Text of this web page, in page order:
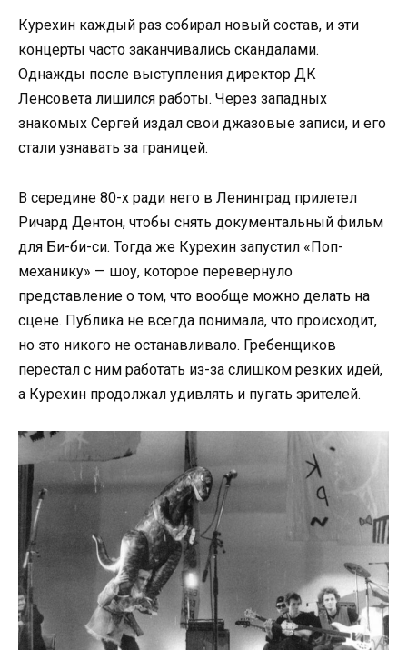
Курехин каждый раз собирал новый состав, и эти
концерты часто заканчивались скандалами.
Однажды после выступления директор ДК
Ленсовета лишился работы. Через западных
знакомых Сергей издал свои джазовые записи, и его
стали узнавать за границей.
В середине 80-х ради него в Ленинград прилетел
Ричард Дентон, чтобы снять документальный фильм
для Би-би-си. Тогда же Курехин запустил «Поп-
механику» — шоу, которое перевернуло
представление о том, что вообще можно делать на
сцене. Публика не всегда понимала, что происходит,
но это никого не останавливало. Гребенщиков
перестал с ним работать из-за слишком резких идей,
а Курехин продолжал удивлять и пугать зрителей.